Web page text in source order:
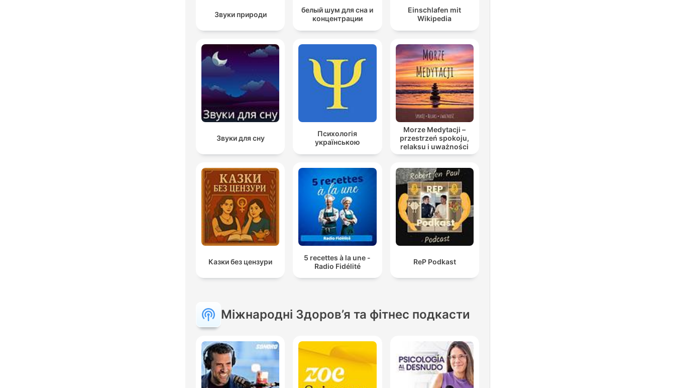
Звуки природи
белый шум для сна и
концентрации
Einschlafen mit
Wikipedia
Звуки для сну
Психологія
українською
Morze Medytacji –
przestrzeń spokoju,
relaksu i uważności
Казки без цензури
5 recettes à la une -
Radio Fidélité
ReP Podkast
Міжнародні Здоров’я та фітнес подкасти